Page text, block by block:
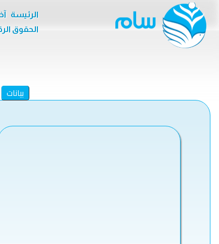
الرئيسة
الحقوق
بيانات